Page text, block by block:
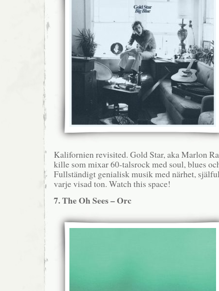
Kalifornien revisited. Gold Star, aka Marlon
kille som mixar 60-talsrock med soul, blues
Fullständigt genialisk musik med närhet,
varje visad ton. Watch this space!
7. The Oh Sees – Orc